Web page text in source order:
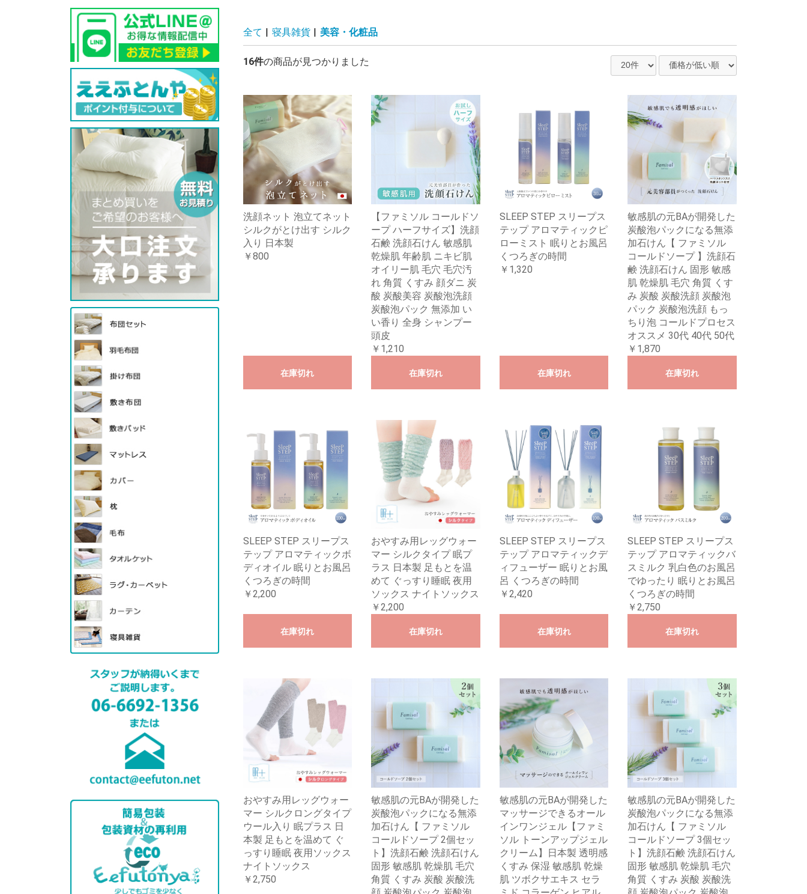
全て | 寝具雑貨 | 美容・化粧品
16件の商品が見つかりました
洗顔ネット 泡立てネット
シルクがとけ出す シルク
入り 日本製
￥800
在庫切れ
【ファミソル コールドソ
ープ ハーフサイズ】洗顔
石鹸 洗顔石けん 敏感肌
乾燥肌 年齢肌 ニキビ肌
オイリー肌 毛穴 毛穴汚
れ 角質 くすみ 顔ダニ 炭
酸 炭酸美容 炭酸泡洗顔
炭酸泡パック 無添加 い
い香り 全身 シャンプー
頭皮
￥1,210
在庫切れ
SLEEP STEP スリープス
テップ アロマティックピ
ローミスト 眠りとお風呂
くつろぎの時間
￥1,320
在庫切れ
敏感肌の元BAが開発した
炭酸泡パックになる無添
加石けん【 ファミソル
コールドソープ 】洗顔石
鹸 洗顔石けん 固形 敏感
肌 乾燥肌 毛穴 角質 くす
み 炭酸 炭酸洗顔 炭酸泡
パック 炭酸泡洗顔 もっ
ちり泡 コールドプロセス
オススメ 30代 40代 50代
￥1,870
在庫切れ
SLEEP STEP スリープス
テップ アロマティックボ
ディオイル 眠りとお風呂
くつろぎの時間
￥2,200
在庫切れ
おやすみ用レッグウォー
マー シルクタイプ 眠プ
ラス 日本製 足もとを温
めて ぐっすり睡眠 夜用
ソックス ナイトソックス
￥2,200
在庫切れ
SLEEP STEP スリープス
テップ アロマティックデ
ィフューザー 眠りとお風
呂 くつろぎの時間
￥2,420
在庫切れ
SLEEP STEP スリープス
テップ アロマティックバ
スミルク 乳白色のお風呂
でゆったり 眠りとお風呂
くつろぎの時間
￥2,750
在庫切れ
おやすみ用レッグウォー
マー シルクロングタイプ
ウール入り 眠プラス 日
本製 足もとを温めて ぐ
っすり睡眠 夜用ソックス
ナイトソックス
￥2,750
敏感肌の元BAが開発した
炭酸泡パックになる無添
加石けん【 ファミソル
コールドソープ 2個セッ
ト】洗顔石鹸 洗顔石けん
固形 敏感肌 乾燥肌 毛穴
角質 くすみ 炭酸 炭酸洗
敏感肌の元BAが開発した
マッサージできるオール
インワンジェル【ファミ
ソル トーンアップジェル
クリーム】日本製 透明感
くすみ 保湿 敏感肌 乾燥
肌 ツボクサエキス セラ
敏感肌の元BAが開発した
炭酸泡パックになる無添
加石けん【 ファミソル
コールドソープ 3個セッ
ト】洗顔石鹸 洗顔石けん
固形 敏感肌 乾燥肌 毛穴
角質 くすみ 炭酸 炭酸洗